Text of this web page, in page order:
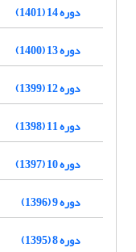
دوره 14 (1401)
دوره 13 (1400)
دوره 12 (1399)
دوره 11 (1398)
دوره 10 (1397)
دوره 9 (1396)
دوره 8 (1395)